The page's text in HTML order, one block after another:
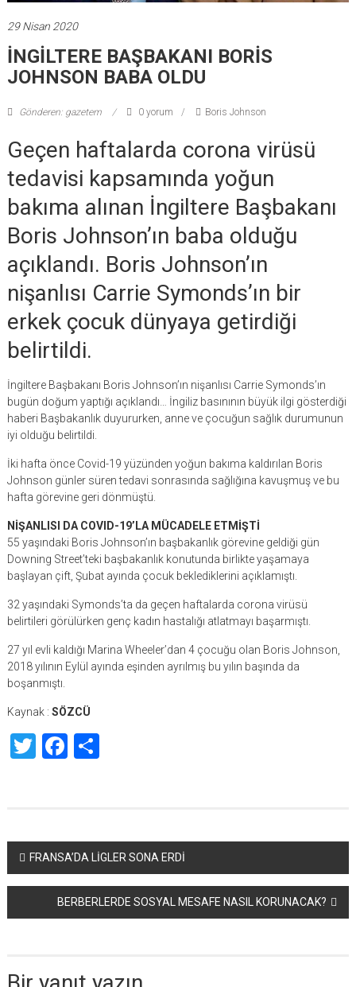
29 Nisan 2020
İNGİLTERE BAŞBAKANI BORİS
JOHNSON BABA OLDU
Gönderen: gazetem 0 yorum Boris Johnson
Geçen haftalarda corona virüsü
tedavisi kapsamında yoğun
bakıma alınan İngiltere Başbakanı
Boris Johnson’ın baba olduğu
açıklandı. Boris Johnson’ın
nişanlısı Carrie Symonds’ın bir
erkek çocuk dünyaya getirdiği
belirtildi.
İngiltere Başbakanı Boris Johnson’ın nişanlısı Carrie Symonds’ın
bugün doğum yaptığı açıklandı… İngiliz basınının büyük ilgi gösterdiği
haberi Başbakanlık duyururken, anne ve çocuğun sağlık durumunun
iyi olduğu belirtildi.
İki hafta önce Covid-19 yüzünden yoğun bakıma kaldırılan Boris
Johnson günler süren tedavi sonrasında sağlığına kavuşmuş ve bu
hafta görevine geri dönmüştü.
NİŞANLISI DA COVID-19’LA MÜCADELE ETMİŞTİ
55 yaşındaki Boris Johnson’ın başbakanlık görevine geldiği gün
Downing Street’teki başbakanlık konutunda birlikte yaşamaya
başlayan çift, Şubat ayında çocuk beklediklerini açıklamıştı.
32 yaşındaki Symonds’ta da geçen haftalarda corona virüsü
belirtileri görülürken genç kadın hastalığı atlatmayı başarmıştı.
27 yıl evli kaldığı Marina Wheeler’dan 4 çocuğu olan Boris Johnson,
2018 yılının Eylül ayında eşinden ayrılmış bu yılın başında da
boşanmıştı.
Kaynak : SÖZCÜ
TwitterFacebook
Share
Yazı
dolaşımı
FRANSA’DA LİGLER SONA ERDİ
BERBERLERDE SOSYAL MESAFE NASIL KORUNACAK?